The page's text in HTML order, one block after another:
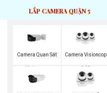
LẮP CAMERA QUẬN 5
Camera Quan Sát
Visioncop
Camera Visioncop
360